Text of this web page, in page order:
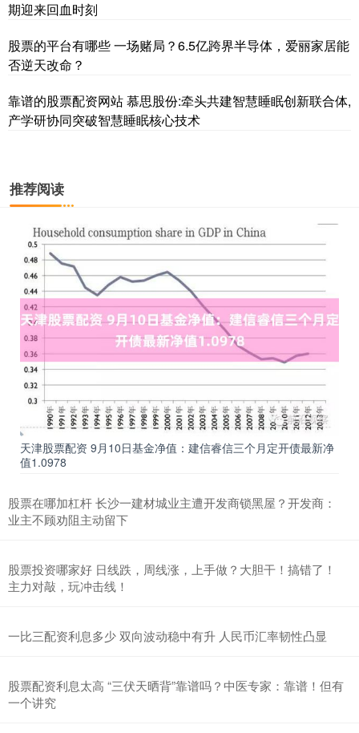
期迎来回血时刻
股票的平台有哪些 一场赌局？6.5亿跨界半导体，爱丽家居能
否逆天改命？
靠谱的股票配资网站 慕思股份:牵头共建智慧睡眠创新联合体,
产学研协同突破智慧睡眠核心技术
推荐阅读
天津股票配资 9月10日基金净值：建信睿信三个月定开债最新净
值1.0978
股票在哪加杠杆 长沙一建材城业主遭开发商锁黑屋？开发商：
业主不顾劝阻主动留下
股票投资哪家好 日线跌，周线涨，上手做？大胆干！搞错了！
主力对敲，玩冲击线！
一比三配资利息多少 双向波动稳中有升 人民币汇率韧性凸显
股票配资利息太高 “三伏天晒背”靠谱吗？中医专家：靠谱！但有
一个讲究